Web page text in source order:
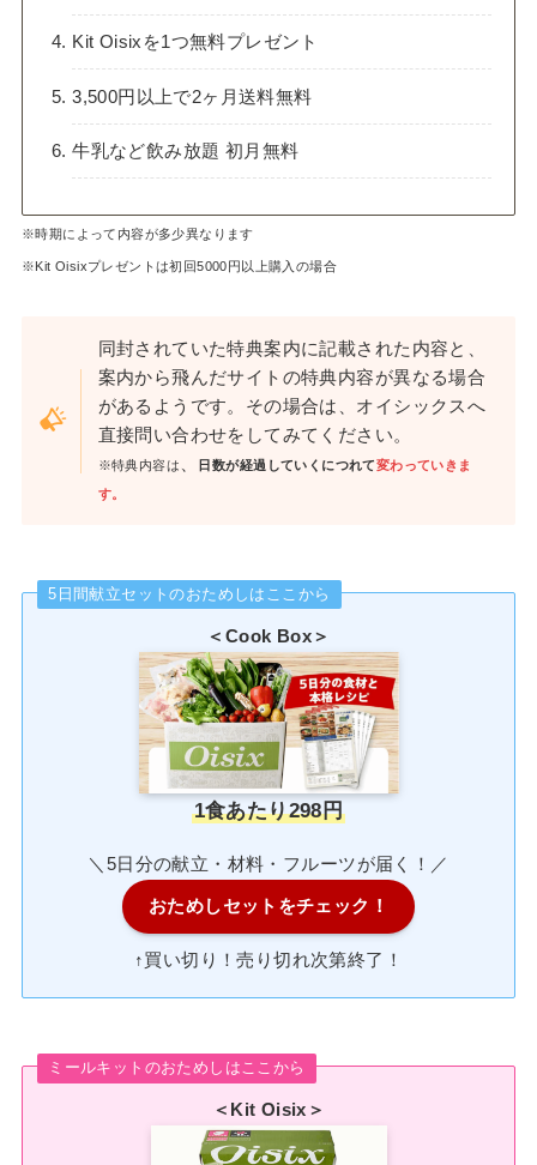
Kit Oisixを1つ無料プレゼント
3,500円以上で2ヶ月送料無料
牛乳など飲み放題 初月無料
※時期によって内容が多少異なります
※Kit Oisixプレゼントは初回5000円以上購入の場合
同封されていた特典案内に記載された内容と、
案内から飛んだサイトの特典内容が異なる場合
があるようです。その場合は、オイシックスへ
直接問い合わせをしてみてください。
※特典内容は 日数が経過していくにつれて変わっていきま
す。
5日間献立セットのおためしはここから
＜Cook Box＞
1食あたり298円
＼5日分の献立・材料・フルーツが届く！／
おためしセットをチェック！
↑買い切り！売り切れ次第終了！
ミールキットのおためしはここから
＜Kit Oisix＞